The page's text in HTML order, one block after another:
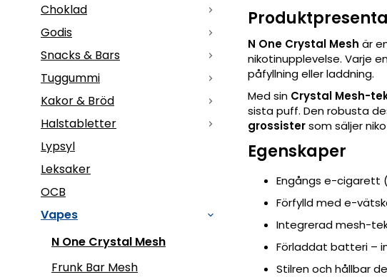
Choklad
Godis
Snacks & Bars
Tuggummi
Kakor & Bröd
Halstabletter
Lypsyl
Leksaker
OCB
Vapes
N One Crystal Mesh
Frunk Bar Mesh
N One Crystal Mesh är
nikotinupplevelse. Varje
påfyllning eller laddning.
Med sin Crystal Mesh-
sista puff. Den robusta
grossistersom säljer
Egenskaper
Engångs e-cigarett
Förfylld med e-
Integrerad mesh-
Förladdat batteri –
Stilren och hållbar